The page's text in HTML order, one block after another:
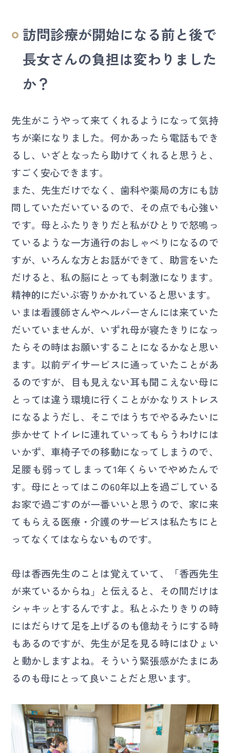
訪問診療が開始になる前と後で
長女さんの負担は変わりました
か？
先生がこうやって来てくれるようになって気持
ちが楽になりました。何かあったら電話もでき
るし、いざとなったら助けてくれると思うと、
すごく安心できます。
また、先生だけでなく、歯科や薬局の方にも訪
問していただいているので、その点でも心強い
です。母とふたりきりだと私がひとりで怒鳴っ
ているような一方通行のおしゃべりになるので
すが、いろんな方とお話ができて、助言をいた
だけると、私の脳にとっても刺激になります。
精神的にだいぶ寄りかかれていると思います。
いまは看護師さんやヘルパーさんには来ていた
だいていませんが、いずれ母が寝たきりになっ
たらその時はお願いすることになるかなと思い
ます。以前デイサービスに通っていたことがあ
るのですが、目も見えない耳も聞こえない母に
とっては違う環境に行くことがかなりストレス
になるようだし、そこではうちでやるみたいに
歩かせてトイレに連れていってもらうわけには
いかず、車椅子での移動になってしまうので、
足腰も弱ってしまって1年くらいでやめたんで
す。母にとってはこの60年以上を過ごしている
お家で過ごすのが一番いいと思うので、家に来
てもらえる医療・介護のサービスは私たちにと
ってなくてはならないものです。
母は香西先生のことは覚えていて、「香西先生
が来ているからね」と伝えると、その間だけは
シャキッとするんですよ。私とふたりきりの時
にはだらけて足を上げるのも億劫そうにする時
もあるのですが、先生が足を見る時にはひょい
と動かしますよね。そういう緊張感がたまにあ
るのも母にとって良いことだと思います。